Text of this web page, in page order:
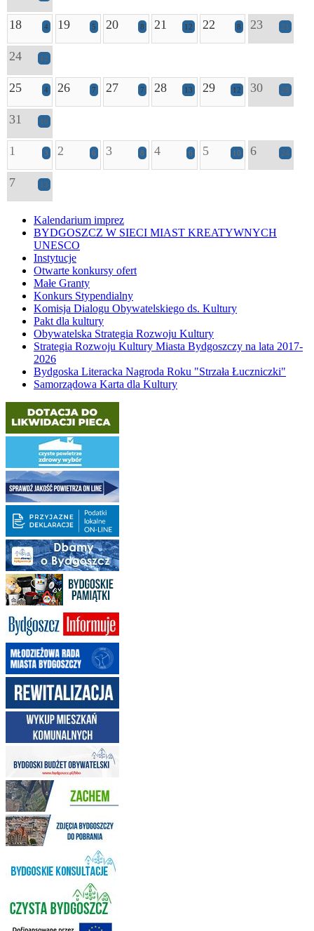
18 4 19 5 20 8 21 12 22 8 23 21
24 12
25 4 26 7 27 7 28 13 29 12 30 28
31 16
1 3 2 6 3 8 4 6 5 10 6 24
7 13
Kalendarium imprez
BYDGOSZCZ W SIECI MIAST KREATYWNYCH
UNESCO
Instytucje
Otwarte konkursy ofert
Małe Granty
Konkurs Stypendialny
Komisja Dialogu Obywatelskiego ds. Kultury
Pakt dla kultury
Obywatelska Strategia Rozwoju Kultury
Strategia Rozwoju Kultury Miasta Bydgoszczy na lata 2017-
2026
Bydgoska Literacka Nagroda Roku "Strzała Łuczniczki"
Samorządowa Karta dla Kultury